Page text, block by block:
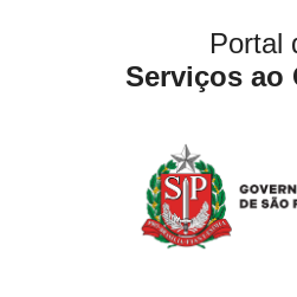
Portal
Serviços ao